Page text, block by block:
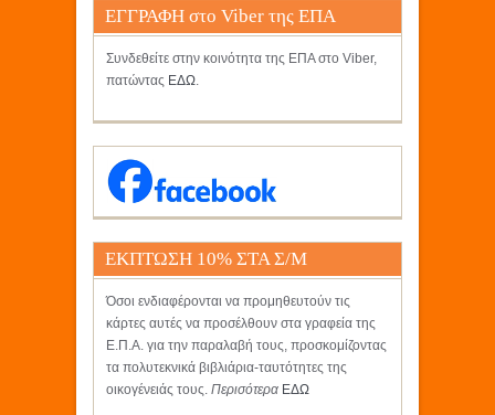
ΕΓΓΡΑΦΗ στο Viber της ΕΠΑ
Συνδεθείτε στην κοινότητα της ΕΠΑ στο Viber,
πατώντας ΕΔΩ.
ΕΚΠΤΩΣΗ 10% ΣΤΑ Σ/Μ
ΚΡΗΤΙΚΟΣ
Όσοι ενδιαφέρονται να προμηθευτούν τις
κάρτες αυτές να προσέλθουν στα γραφεία της
Ε.Π.Α. για την παραλαβή τους, προσκομίζοντας
τα πολυτεκνικά βιβλιάρια-ταυτότητες της
οικογένειάς τους. Περισότερα ΕΔΩ